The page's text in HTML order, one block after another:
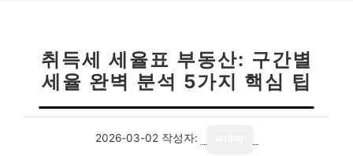
취득세 세율표 부동산: 구간별
세율 완벽 분석 5가지 핵심 팁
2026-03-02 작성자: